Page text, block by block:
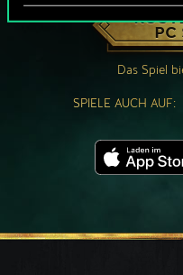
PC
Das Spiel
SPIELE AUCH AUF: